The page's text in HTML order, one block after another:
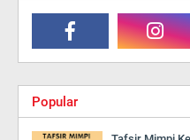
Popular